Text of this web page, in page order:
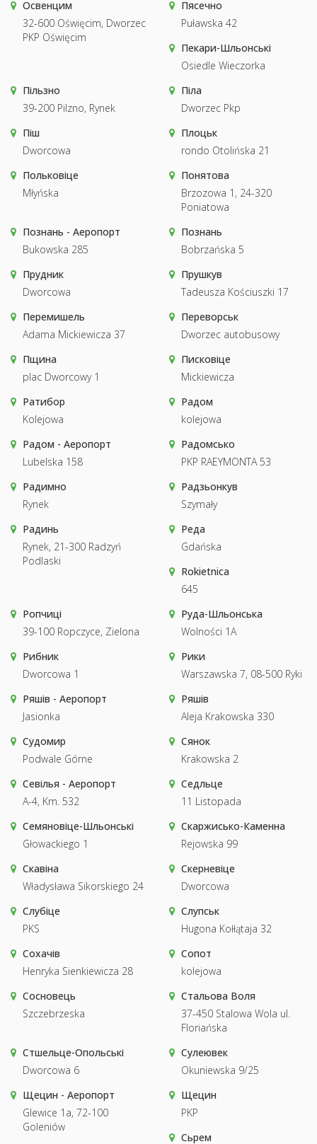
Освенцим
32-600 Oświęcim, Dworzec
PKP Oświęcim
Пясечно
Puławska 42
Пекари-Шльонські
Osiedle Wieczorka
Пільзно
39-200 Pilzno, Rynek
Піла
Dworzec Pkp
Піш
Dworcowa
Плоцьк
rondo Otolińska 21
Польковіце
Młyńska
Понятова
Brzozowa 1, 24-320
Poniatowa
Познань - Аеропорт
Bukowska 285
Познань
Bobrzańska 5
Прудник
Dworcowa
Прушкув
Tadeusza Kościuszki 17
Перемишель
Adama Mickiewicza 37
Переворськ
Dworzec autobusowy
Пщина
plac Dworcowy 1
Писковіце
Mickiewicza
Ратибор
Kolejowa
Радом
kolejowa
Радом - Аеропорт
Lubelska 158
Радомсько
PKP RAEYMONTA 53
Радимно
Rynek
Радзьонкув
Szymały
Радинь
Rynek, 21-300 Radzyń
Podlaski
Реда
Gdańska
Rokietnica
645
Ропчиці
39-100 Ropczyce, Zielona
Руда-Шльонська
Wolności 1A
Рибник
Dworcowa 1
Рики
Warszawska 7, 08-500 Ryki
Ряшів - Аеропорт
Jasionka
Ряшів
Aleja Krakowska 330
Судомир
Podwale Górne
Сянок
Krakowska 2
Севілья - Аеропорт
A-4, Km. 532
Седльце
11 Listopada
Семяновіце-Шльонські
Głowackiego 1
Скаржисько-Каменна
Rejowska 99
Скавіна
Władysława Sikorskiego 24
Скерневіце
Dworcowa
Слубіце
PKS
Слупськ
Hugona Kołłątaja 32
Сохачів
Henryka Sienkiewicza 28
Сопот
kolejowa
Сосновець
Szczebrzeska
Стальова Воля
37-450 Stalowa Wola ul.
Floriańska
Стшельце-Опольські
Dworcowa 6
Сулеювек
Okuniewska 9/25
Щецин - Аеропорт
Glewice 1a, 72-100
Goleniów
Щецин
PKP
Сьрем